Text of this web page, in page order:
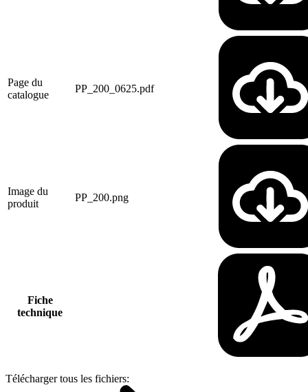
Page du
catalogue
PP_200_0625.pdf
Image du
produit
PP_200.png
Fiche
technique
Télécharger tous les fichiers: